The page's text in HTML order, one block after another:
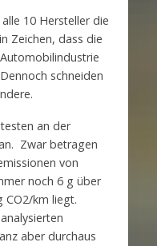
10 Hersteller die
Zeichen, dass die
schneiden
an der
Zwar betragen
von
noch 6 g über
CO2/km liegt.
aber durchaus